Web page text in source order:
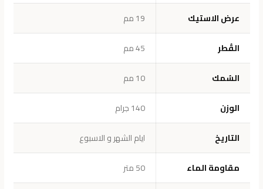
عرض الاستيك
19 مم
القُطر
45 مم
السُمك
10 مم
الوزن
140 جرام
التاريخ
ايام الشهر و الاسبوع
مقاومة الماء
50 متر